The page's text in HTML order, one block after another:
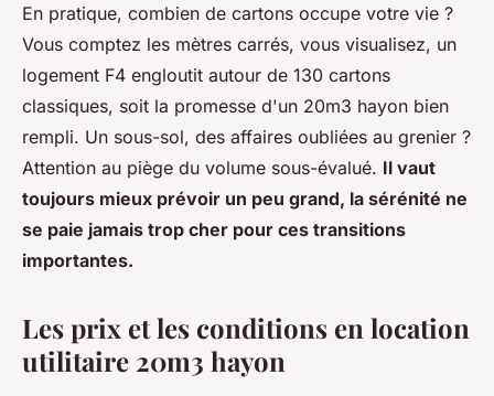
En pratique, combien de cartons occupe votre vie ?
Vous comptez les mètres carrés, vous visualisez, un
logement F4 engloutit autour de 130 cartons
classiques, soit la promesse d'un 20m3 hayon bien
rempli. Un sous-sol, des affaires oubliées au grenier ?
Attention au piège du volume sous-évalué. Il vaut
toujours mieux prévoir un peu grand, la sérénité ne
se paie jamais trop cher pour ces transitions
importantes.
Les prix et les conditions en location
utilitaire 20m3 hayon